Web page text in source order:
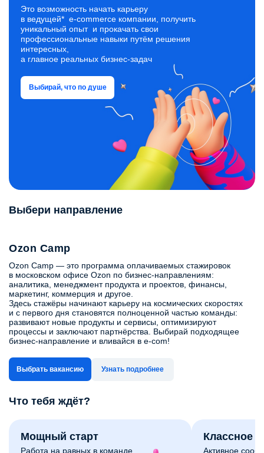
процессах: приёмка, размещение, отбор, упаковка
и отгрузка.
Это возможность начать карьеру
в ведущей* e‑commerce компании, получить
уникальный опыт и прокачать свои
профессиональные навыки путём решения
интересных,
а главное реальных бизнес‑задач
Выбирай, что по душе
Выбери направление
Ozon Camp
Ozon Camp — это программа оплачиваемых стажировок
в московском офисе Ozon по бизнес‑направлениям:
аналитика, менеджмент продукта и проектов, финансы,
маркетинг, коммерция и другое.
Здесь стажёры начинают карьеру на космических скоростях
и с первого дня становятся полноценной частью команды:
развивают новые продукты и сервисы, оптимизируют
процессы и заключают партнёрства. Выбирай подходящее
бизнес-направление и вливайся в e-com!
Выбрать вакансию Узнать подробнее
Что тебя ждёт?
Мощный старт
Работа на равных в команде
Классное
Активное